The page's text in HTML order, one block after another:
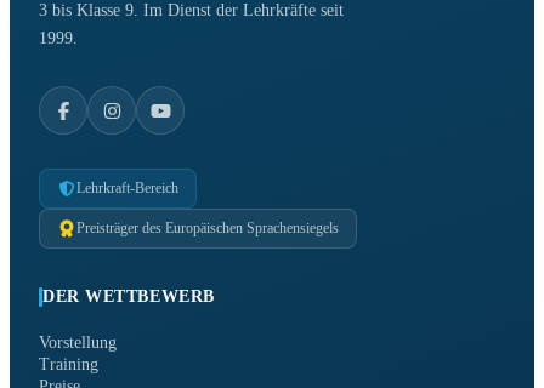
3 bis Klasse 9. Im Dienst der Lehrkräfte seit
1999.
Lehrkraft-Bereich
Preisträger des Europäischen Sprachensiegels
DER WETTBEWERB
Vorstellung
Training